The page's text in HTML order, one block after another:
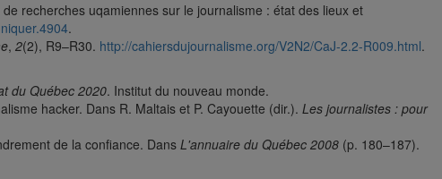
recherches uqamiennes sur le journalisme : état des lieux et
.
, 2(2), R9–R30. http://cahiersdujournalisme.org/V2N2/CaJ-2.2-R009.html.
du Québec 2020. Institut du nouveau monde.
hacker. Dans R. Maltais et P. Cayouette (dir.). Les journalistes : pour
de la confiance. Dans L'annuaire du Québec 2008(p. 180–187).